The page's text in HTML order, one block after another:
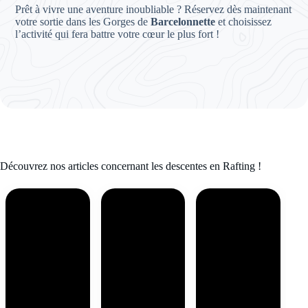
Prêt à vivre une aventure inoubliable ? Réservez dès maintenant
votre sortie dans les Gorges deBarcelonnette et choisissez
l’activité qui fera battre votre cœur le plus fort !
Découvrez nos articles concernant les descentes en Rafting !